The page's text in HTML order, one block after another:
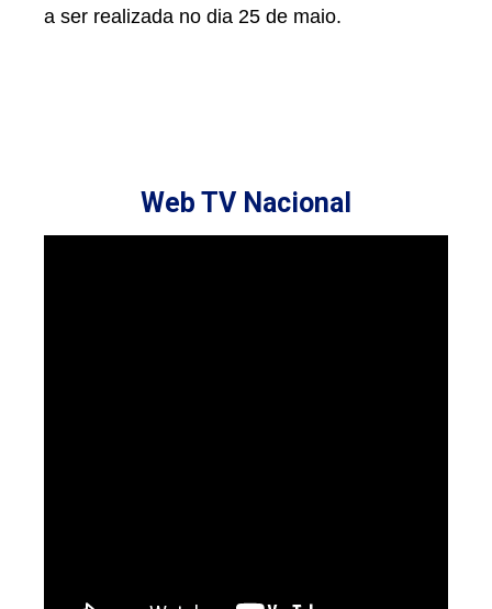
a ser realizada no dia 25 de maio.
Web TV Nacional